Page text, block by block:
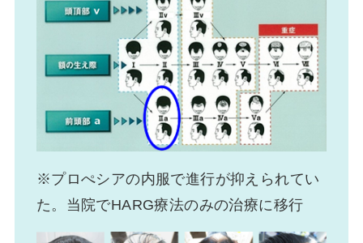
※プロぺシアの内服で進行が抑えられてい
た。当院でHARG療法のみの治療に移行